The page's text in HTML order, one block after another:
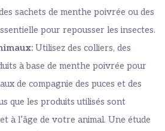
sachets de menthe poivrée ou des
pour repousser les insectes.
Utilisez des colliers, des
à base de menthe poivrée pour
de compagnie des puces et des
que les produits utilisés sont
à l’âge de votre animal. Une étude